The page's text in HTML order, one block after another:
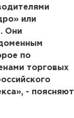
или
Они
по
торговых
- поясняют